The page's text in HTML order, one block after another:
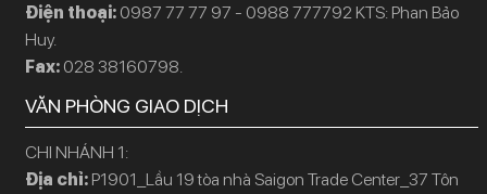
Điện thoại: 0987 77 77 97 - 0988 777792 KTS: Phan Bảo
Huy.
Fax: 028 38160798.
VĂN PHÒNG GIAO DỊCH
CHI NHÁNH 1:
Địa chỉ: P1901_Lầu 19 tòa nhà Saigon Trade Center_37 Tôn